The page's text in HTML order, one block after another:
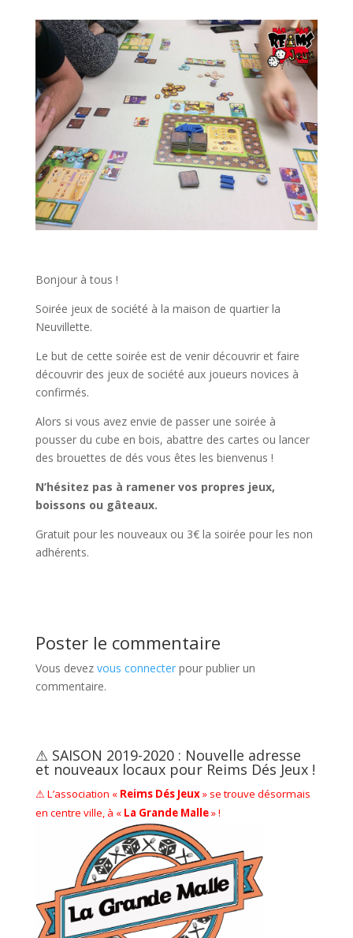
Bonjour à tous !
Soirée jeux de société à la maison de quartier la
Neuvillette.
Le but de cette soirée est de venir découvrir et faire
découvrir des jeux de société aux joueurs novices à
confirmés.
Alors si vous avez envie de passer une soirée à
pousser du cube en bois, abattre des cartes ou lancer
des brouettes de dés vous êtes les bienvenus !
N’hésitez pas à ramener vos propres jeux,
boissons ou gâteaux.
Gratuit pour les nouveaux ou 3€ la soirée pour les non
adhérents.
Poster le commentaire
Vous devez vous connecterpour publier un
commentaire.
⚠ SAISON 2019-2020 : Nouvelle adresse
et nouveaux locaux pour Reims Dés Jeux !
⚠ L’association « Reims Dés Jeux» se trouve désormais
en centre ville, à « La Grande Malle» !